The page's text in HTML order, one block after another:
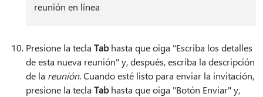
reunión en línea
Presione la tecla Tabhasta que oiga "Escriba los detalles
de esta nueva reunión" y, después, escriba la descripción
de la reunión. Cuando esté listo para enviar la invitación,
presione la tecla Tabhasta que oiga "Botón Enviar" y,